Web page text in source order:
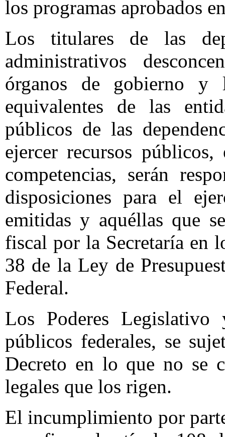
los programas aprobados
Los titulares de las
administrativos
órganos de gobierno y
equivalentes de las
públicos de las
ejercer recursos
competencias, serán
disposiciones para el
emitidas y aquéllas que
fiscal por la Secretaría en
38 de la Ley de
Federal.
Los Poderes
públicos federales, se
Decreto en lo que no se
legales que los rigen.
El incumplimiento por